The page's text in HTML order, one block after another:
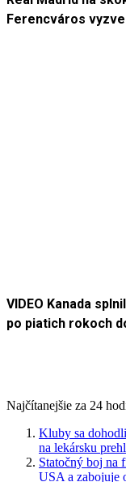
Ferencváros
VIDEO Kanada
po piatich rokoch
Najčítanejšie za 24
Kluby sa
na lekársku
Statočný boj na
USA a zabojuje